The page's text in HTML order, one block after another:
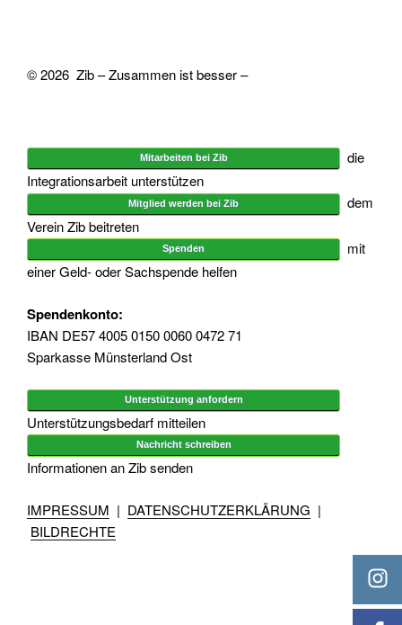
© 2026 Zib – Zusammen ist besser –
Mitarbeiten bei Zib
die
Integrationsarbeit unterstützen
Mitglied werden bei Zib
dem
Verein Zib beitreten
Spenden
mit
einer Geld- oder Sachspende helfen
Spendenkonto:
IBAN DE57 4005 0150 0060 0472 71
Sparkasse Münsterland Ost
Unterstützung anfordern
Unterstützungsbedarf mitteilen
Nachricht schreiben
Informationen an Zib senden
IMPRESSUM | DATENSCHUTZERKLÄRUNG |
BILDRECHTE